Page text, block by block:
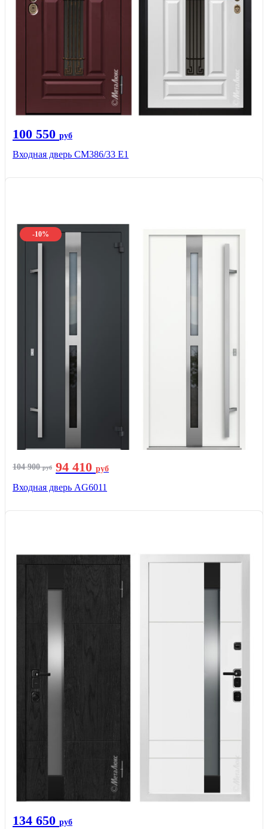
100 550 руб
Входная дверь СМ386/33 Е1
-10%
104 900руб 94 410 руб
Входная дверь AG6011
134 650 руб